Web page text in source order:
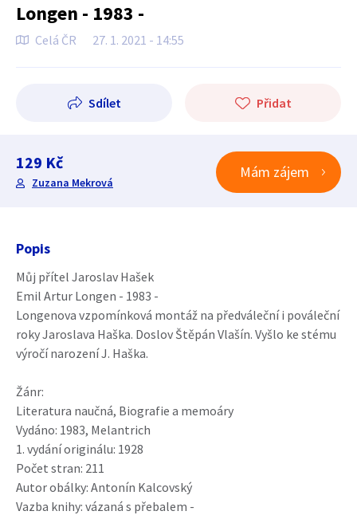
Longen - 1983 -
Celá ČR 27. 1. 2021 - 14:55
Sdílet Přidat
129 Kč
Zuzana Mekrová
Mám zájem
Popis
Můj přítel Jaroslav Hašek
Emil Artur Longen - 1983 -
Longenova vzpomínková montáž na předváleční i pováleční
roky Jaroslava Haška. Doslov Štěpán Vlašín. Vyšlo ke stému
výročí narození J. Haška.
Žánr:
Literatura naučná, Biografie a memoáry
Vydáno: 1983, Melantrich
1. vydání originálu: 1928
Počet stran: 211
Autor obálky: Antonín Kalcovský
Vazba knihy: vázaná s přebalem -